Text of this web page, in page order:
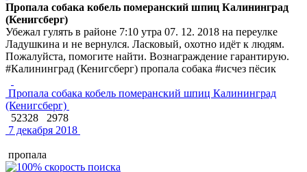
Пропала собака кобель померанский шпиц Калининград
(Кенигсберг)
Убежал гулять в районе 7:10 утра 07. 12. 2018 на переулке
Ладушкина и не вернулся. Ласковый, охотно идёт к людям.
Пожалуйста, помогите найти. Вознаграждение гарантирую.
#Калининград (Кенигсберг) пропала собака #исчез пёсик
Пропала собака кобель померанский шпиц Калининград
(Кенигсберг)
52328
2978
7 декабря 2018
пропала